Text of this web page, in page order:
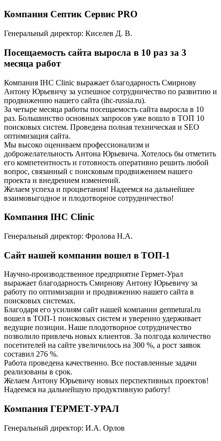
Компания Септик Сервис PRO
Генеральный директор: Киселев Д. В.
Посещаемость сайта выросла в 10 раз за 3
месяца работ
Компания IHC Clinic выражает благодарность Смирнову
Антону Юрьевичу за успешное сотрудничество по развитию и
продвижению нашего сайта (ihc-russia.ru).
За четыре месяца работы посещаемость сайта выросла в 10
раз. Большинство основных запросов уже вошло в ТОП 10
поисковых систем. Проведена полная техническая и SEO
оптимизация сайта.
Мы высоко оцениваем профессионализм и
доброжелательность Антона Юрьевича. Хотелось бы отметить
его компетентность и готовность оперативно решить любой
вопрос, связанный с поисковым продвижением нашего
проекта и внедрением изменений.
Желаем успеха и процветания! Надеемся на дальнейшее
взаимовыгодное и плодотворное сотрудничество!
Компания IHC Clinic
Генеральный директор: Фролова Н.А.
Сайт нашей компании вошел в ТОП-1
Научно-производственное предприятие Гермет-Урал
выражает благодарность Смирнову Антону Юрьевичу за
работу по оптимизации и продвижению нашего сайта в
поисковых системах.
Благодаря его усилиям сайт нашей компании germetural.ru
вошел в ТОП-1 поисковых систем и уверенно удерживает
ведущие позиции. Наше плодотворное сотрудничество
позволило привлечь новых клиентов. За полгода количество
посетителей на сайте увеличилось на 300 %, а рост заявок
составил 276 %.
Работа проведена качественно. Все поставленные задачи
реализованы в срок.
Желаем Антону Юрьевичу новых перспективных проектов!
Надеемся на дальнейшую продуктивную работу!
Компания ГЕРМЕТ-УРАЛ
Генеральный директор: И.А. Орлов